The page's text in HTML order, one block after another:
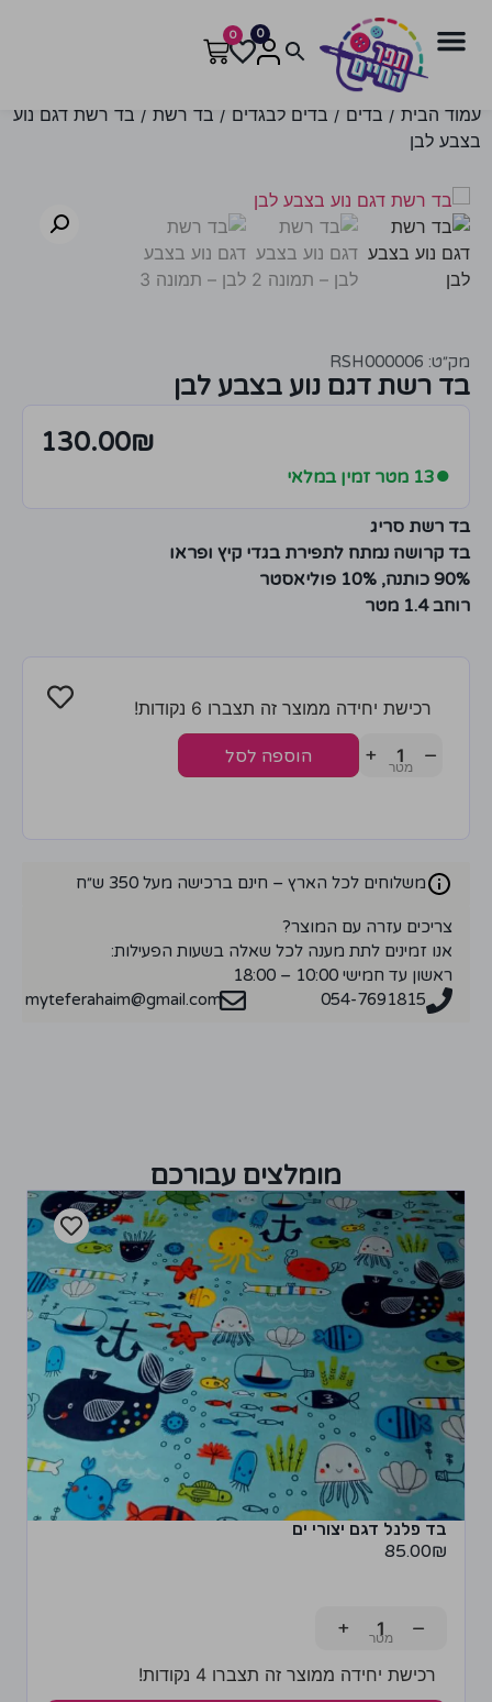
0
0
עמוד הבית / בדים / בדים לבגדים / בד רשת / בד רשת דגם נוע
בצבע לבן
מק״ט: RSH000006
בד רשת דגם נוע בצבע לבן
130.00₪
●13 מטר זמין במלאי
בד רשת סריג
בד קרושה נמתח לתפירת בגדי קיץ ופראו
90% כותנה, 10% פוליאסטר
רוחב 1.4 מטר
רכישת יחידה ממוצר זה תצברו 6 נקודות!
−
+ הוספה לסל
משלוחים לכל הארץ – חינם ברכישה מעל 350 ש״ח
צריכים עזרה עם המוצר?
אנו זמינים לתת מענה לכל שאלה בשעות הפעילות:
ראשון עד חמישי 10:00 – 18:00
054-7691815
myteferahaim@gmail.com
מומלצים עבורכם
בד פלנל דגם יצורי ים
85.00₪
−
+
רכישת יחידה ממוצר זה תצברו 4 נקודות!